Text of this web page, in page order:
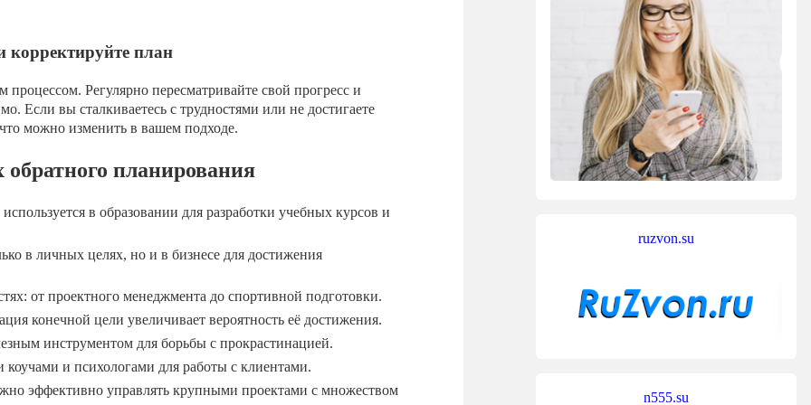
корректируйте план
Регулярно пересматривайте свой прогресс и
Если вы сталкиваетесь с трудностями или не достигаете
можно изменить в вашем подходе.
планирования
в образовании для разработки учебных курсов и
в личных целях, но и в бизнесе для достижения
от проектного менеджмента до спортивной подготовки.
конечной цели увеличивает вероятность её достижения.
инструментом для борьбы с прокрастинацией.
и психологами для работы с клиентами.
эффективно управлять крупными проектами с множеством
ruzvon.su
n555.su